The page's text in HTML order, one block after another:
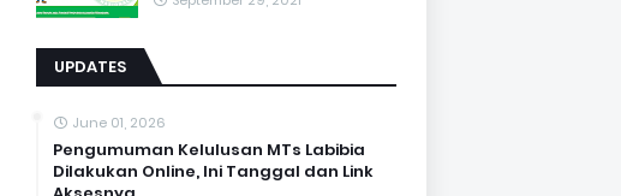
UPDATES
June 01, 2026
Pengumuman Kelulusan MTs Labibia
Dilakukan Online, Ini Tanggal dan Link